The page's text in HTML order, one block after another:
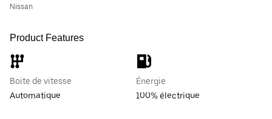
Nissan
Product Features
Boite de vitesse
Automatique
Énergie
100% électrique